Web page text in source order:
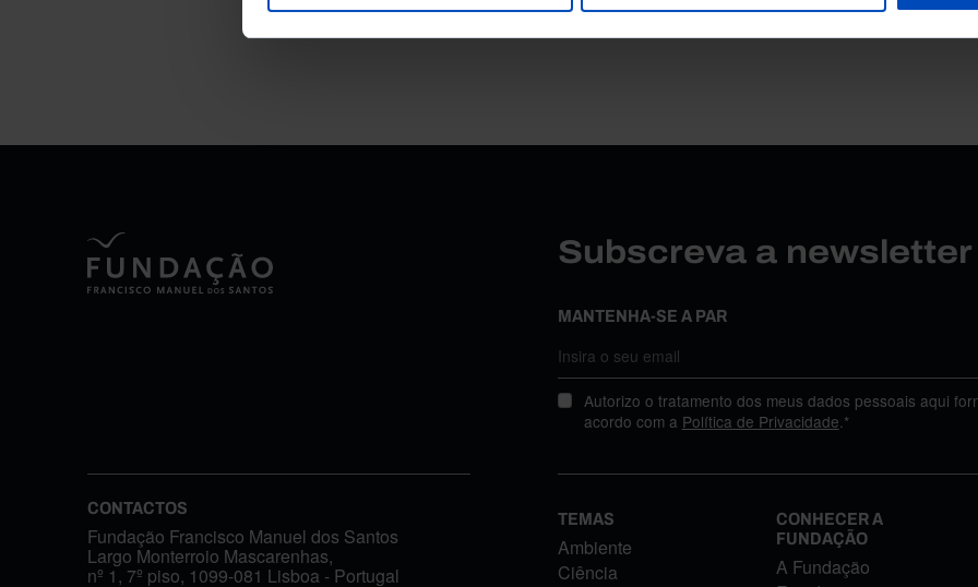
Subscreva a
MANTENHA-SE A PAR
Autorizo o tratamento dos meus dados pessoais aqui
acordo com a Política de Privacidade.*
CONTACTOS
Fundação Francisco Manuel dos Santos
Largo Monterroio Mascarenhas,
nº 1, 7º piso, 1099-081 Lisboa - Portugal
TEMAS
Ambiente
Ciência
CONHECER A
FUNDAÇÃO
A Fundação